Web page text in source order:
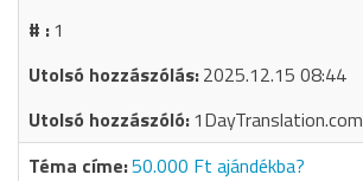
1
2025.12.15 08:44
1DayTranslation.com
50.000 Ft ajándékba?